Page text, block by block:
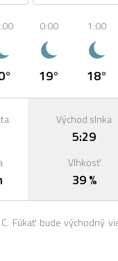
0:00
19°
1:00
18°
Východ slnka
5:29
Vlhkosť
39 %
Fúkať bude východný